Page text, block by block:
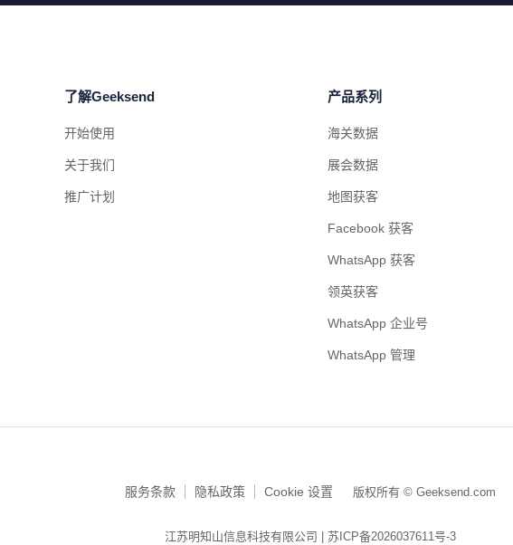
了解Geeksend
开始使用
关于我们
推广计划
产品系列
海关数据
展会数据
地图获客
Facebook 获客
WhatsApp 获客
领英获客
WhatsApp 企业号
WhatsApp 管理
服务条款 隐私政策 Cookie 设置 版权所有 © Geeksend.com
江苏明知山信息科技有限公司 | 苏ICP备2026037611号-3